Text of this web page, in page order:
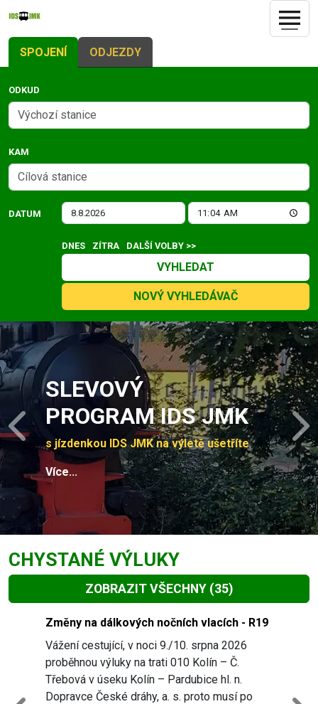
SPOJENÍ ODJEZDY
ODKUD
KAM
DATUM
DNES ZÍTRA DALŠÍ VOLBY >>
VYHLEDAT
NOVÝ VYHLEDÁVAČ
Slide 1 of 4
SLEVOVÝ
PROGRAM IDS JMK
s jízdenkou IDS JMK na výletě ušetříte
Více...
Previous
CHYSTANÉ VÝLUKY
ZOBRAZIT VŠECHNY (35)
Slide 1 of 35
Změny na dálkových nočních vlacích - R19
Vážení cestující, v noci 9./10. srpna 2026
proběhnou výluky na trati 010 Kolín – Č.
Třebová v úseku Kolín – Pardubice hl. n.
Dopravce České dráhy, a. s. proto musí po